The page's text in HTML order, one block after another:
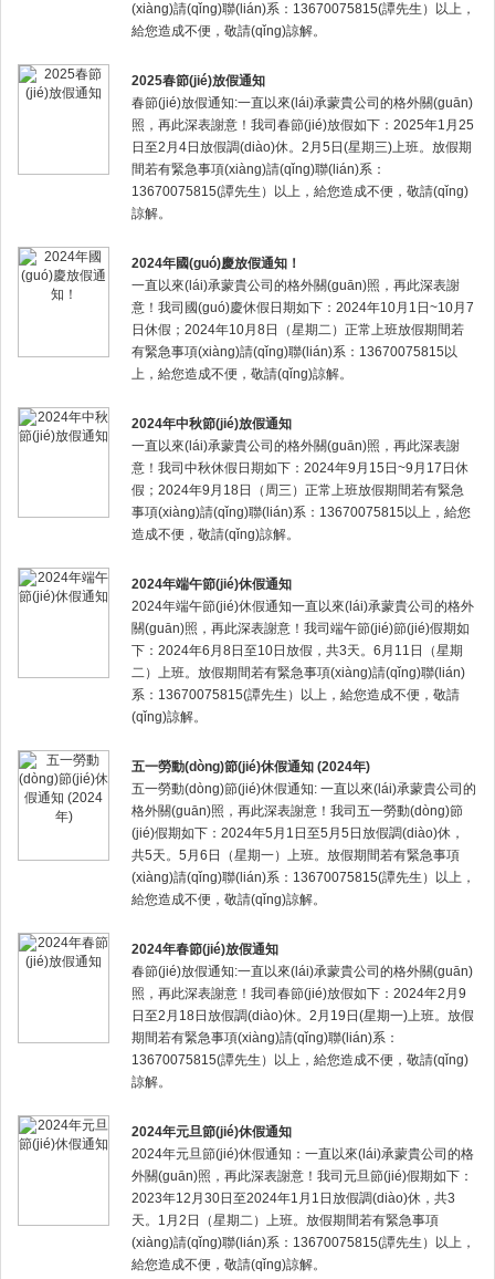
(xiàng)請(qǐng)聯(lián)系：13670075815(譚先生）以上，
給您造成不便，敬請(qǐng)諒解。
2025春節(jié)放假通知
春節(jié)放假通知:一直以來(lái)承蒙貴公司的格外關(guān)
照，再此深表謝意！我司春節(jié)放假如下：2025年1月25
日至2月4日放假調(diào)休。2月5日(星期三)上班。放假期
間若有緊急事項(xiàng)請(qǐng)聯(lián)系：
13670075815(譚先生）以上，給您造成不便，敬請(qǐng)
諒解。
2024年國(guó)慶放假通知！
一直以來(lái)承蒙貴公司的格外關(guān)照，再此深表謝
意！我司國(guó)慶休假日期如下：2024年10月1日~10月7
日休假；2024年10月8日（星期二）正常上班放假期間若
有緊急事項(xiàng)請(qǐng)聯(lián)系：13670075815以
上，給您造成不便，敬請(qǐng)諒解。
2024年中秋節(jié)放假通知
一直以來(lái)承蒙貴公司的格外關(guān)照，再此深表謝
意！我司中秋休假日期如下：2024年9月15日~9月17日休
假；2024年9月18日（周三）正常上班放假期間若有緊急
事項(xiàng)請(qǐng)聯(lián)系：13670075815以上，給您
造成不便，敬請(qǐng)諒解。
2024年端午節(jié)休假通知
2024年端午節(jié)休假通知一直以來(lái)承蒙貴公司的格外
關(guān)照，再此深表謝意！我司端午節(jié)節(jié)假期如
下：2024年6月8日至10日放假，共3天。6月11日（星期
二）上班。放假期間若有緊急事項(xiàng)請(qǐng)聯(lián)
系：13670075815(譚先生）以上，給您造成不便，敬請
(qǐng)諒解。
五一勞動(dòng)節(jié)休假通知 (2024年)
五一勞動(dòng)節(jié)休假通知: 一直以來(lái)承蒙貴公司的
格外關(guān)照，再此深表謝意！我司五一勞動(dòng)節
(jié)假期如下：2024年5月1日至5月5日放假調(diào)休，
共5天。5月6日（星期一）上班。放假期間若有緊急事項
(xiàng)請(qǐng)聯(lián)系：13670075815(譚先生）以上，
給您造成不便，敬請(qǐng)諒解。
2024年春節(jié)放假通知
春節(jié)放假通知:一直以來(lái)承蒙貴公司的格外關(guān)
照，再此深表謝意！我司春節(jié)放假如下：2024年2月9
日至2月18日放假調(diào)休。2月19日(星期一)上班。放假
期間若有緊急事項(xiàng)請(qǐng)聯(lián)系：
13670075815(譚先生）以上，給您造成不便，敬請(qǐng)
諒解。
2024年元旦節(jié)休假通知
2024年元旦節(jié)休假通知：一直以來(lái)承蒙貴公司的格
外關(guān)照，再此深表謝意！我司元旦節(jié)假期如下：
2023年12月30日至2024年1月1日放假調(diào)休，共3
天。1月2日（星期二）上班。放假期間若有緊急事項
(xiàng)請(qǐng)聯(lián)系：13670075815(譚先生）以上，
給您造成不便，敬請(qǐng)諒解。